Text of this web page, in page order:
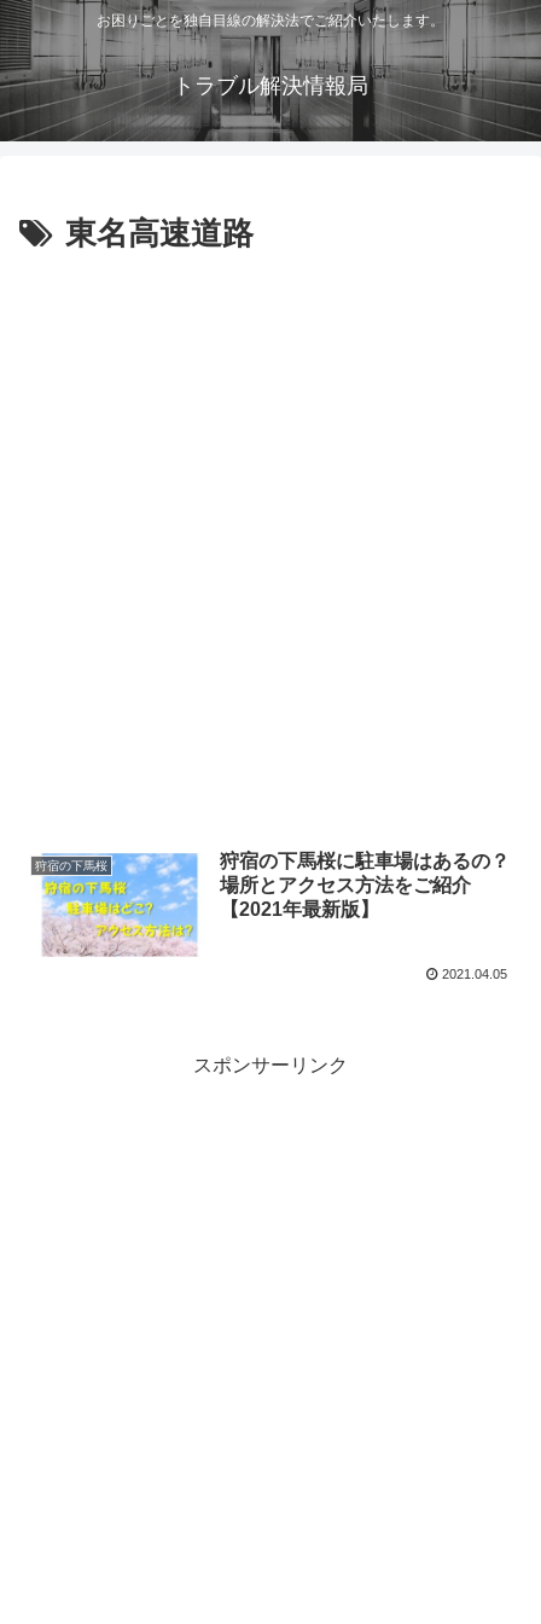
お困りごとを独自目線の解決法でご紹介いたします。
トラブル解決情報局
東名高速道路
狩宿の下馬桜
狩宿の下馬桜に駐車場はあるの？
場所とアクセス方法をご紹介
【2021年最新版】
2021.04.05
スポンサーリンク